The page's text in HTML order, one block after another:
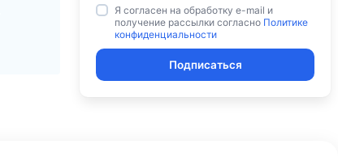
Я согласен на обработку e-mail и
получение рассылки согласно Политике
конфиденциальности
Подписаться